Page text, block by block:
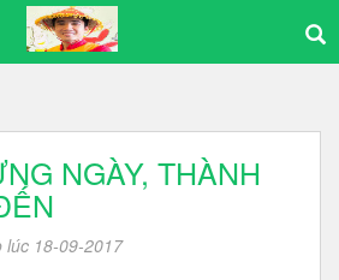
NGÀY, THÀNH
lúc 18-09-2017